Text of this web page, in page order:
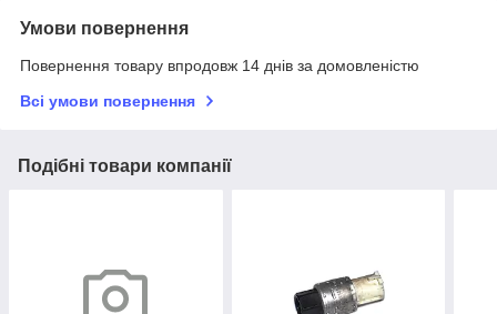
Умови повернення
Повернення товару впродовж 14 днів за домовленістю
Всі умови повернення
Подібні товари компанії